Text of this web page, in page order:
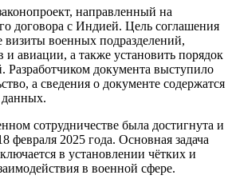
направленный на
договора с Индией. Цель соглашения
визиты военных подразделений,
и авиации, а также установить порядок
Разработчиком документа выступило
а сведения о документе содержатся
данных.
сотрудничестве была достигнута и
февраля 2025 года. Основная задача
в установлении чётких и
в военной сфере.